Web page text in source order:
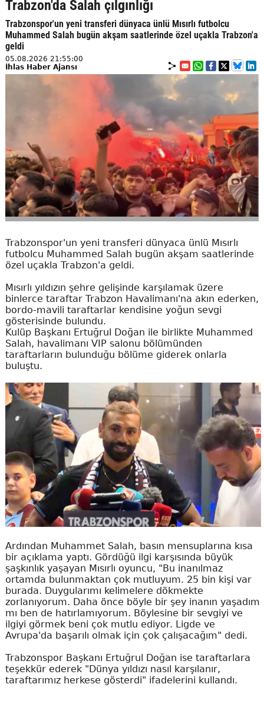
Trabzon'da Salah çılgınlığı
Trabzonspor'un yeni transferi dünyaca ünlü Mısırlı futbolcu
Muhammed Salah bugün akşam saatlerinde özel uçakla Trabzon'a
geldi
05.08.2026 21:55:00
İhlas Haber Ajansı
Trabzonspor'un yeni transferi dünyaca ünlü Mısırlı
futbolcu Muhammed Salah bugün akşam saatlerinde
özel uçakla Trabzon'a geldi.
Mısırlı yıldızın şehre gelişinde karşılamak üzere
binlerce taraftar Trabzon Havalimanı'na akın ederken,
bordo-mavili taraftarlar kendisine yoğun sevgi
gösterisinde bulundu.
Kulüp Başkanı Ertuğrul Doğan ile birlikte Muhammed
Salah, havalimanı VIP salonu bölümünden
taraftarların bulunduğu bölüme giderek onlarla
buluştu.
Ardından Muhammet Salah, basın mensuplarına kısa
bir açıklama yaptı. Gördüğü ilgi karşısında büyük
şaşkınlık yaşayan Mısırlı oyuncu, "Bu inanılmaz
ortamda bulunmaktan çok mutluyum. 25 bin kişi var
burada. Duygularımı kelimelere dökmekte
zorlanıyorum. Daha önce böyle bir şey inanın yaşadım
mı ben de hatırlamıyorum. Böylesine bir sevgiyi ve
ilgiyi görmek beni çok mutlu ediyor. Ligde ve
Avrupa'da başarılı olmak için çok çalışacağım" dedi.
Trabzonspor Başkanı Ertuğrul Doğan ise taraftarlara
teşekkür ederek "Dünya yıldızı nasıl karşılanır,
taraftarımız herkese gösterdi" ifadelerini kullandı.